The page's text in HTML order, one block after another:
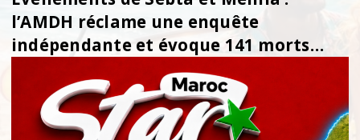
l’AMDH réclame une enquête
indépendante et évoque 141 morts
L’Association marocain...